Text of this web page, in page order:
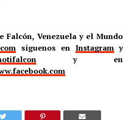
Falcón, Venezuela y el Mundo
síguenos en Instagramy
y en